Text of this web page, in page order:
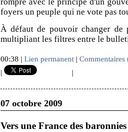
foyers un peuple qui ne vote pas
À défaut de pouvoir changer de
multipliant les filtres entre le
00:38 | Lien permanent | Commentaires
|
|
07 octobre 2009
Vers une France des baronnies